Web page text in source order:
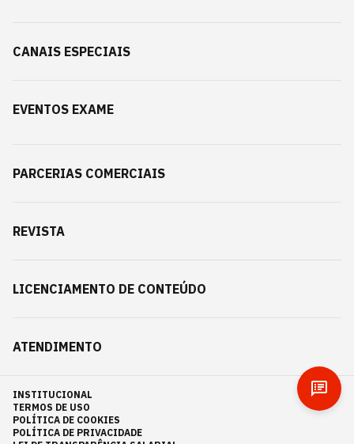
CANAIS ESPECIAIS
EVENTOS EXAME
PARCERIAS COMERCIAIS
REVISTA
LICENCIAMENTO DE CONTEÚDO
ATENDIMENTO
INSTITUCIONAL
TERMOS DE USO
POLÍTICA DE COOKIES
POLÍTICA DE PRIVACIDADE